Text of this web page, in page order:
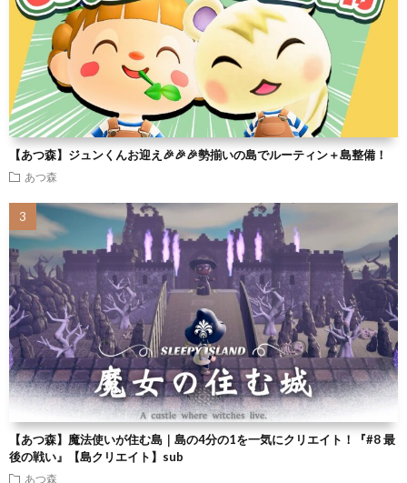
【あつ森】ジュンくんお迎え🎉🎉🎉勢揃いの島でルーティン＋島整備！
あつ森
【あつ森】魔法使いが住む島｜島の4分の1を一気にクリエイト！『#8 最
後の戦い』【島クリエイト】sub
あつ森